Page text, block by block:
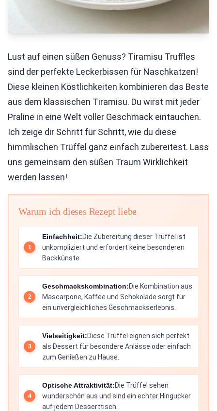
Lust auf einen süßen Genuss? Tiramisu Truffles
sind der perfekte Leckerbissen für Naschkatzen!
Diese kleinen Köstlichkeiten kombinieren das Beste
aus dem klassischen Tiramisu. Du wirst mit jeder
Praline in eine Welt voller Geschmack eintauchen.
Ich zeige dir Schritt für Schritt, wie du diese
himmlischen Trüffel ganz einfach zubereitest. Lass
uns gemeinsam den süßen Traum Wirklichkeit
werden lassen!
Warum ich dieses Rezept liebe
Einfachheit:Die Zubereitung dieser Trüffel ist
unkompliziert und erfordert keine besonderen
Backkünste.
Geschmackskombination:Die Kombination aus
Mascarpone, Kaffee und Schokolade sorgt für
ein unvergleichliches Geschmackserlebnis.
Vielseitigkeit:Diese Trüffel eignen sich perfekt
als Dessert für besondere Anlässe oder einfach
zum Genießen zu Hause.
Optische Attraktivität:Die Trüffel sehen
wunderschön aus und sind ein echter Hingucker
auf jedem Desserttisch.